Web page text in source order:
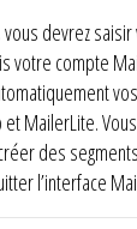
devrez
votre compte
MailerLite.
des
l’interface